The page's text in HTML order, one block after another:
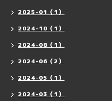
2025-01（1）
2024-10（1）
2024-08（1）
2024-06（2）
2024-05（1）
2024-03（1）